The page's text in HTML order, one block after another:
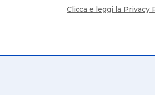
Clicca e leggi la Privacy